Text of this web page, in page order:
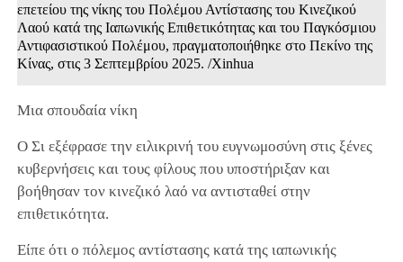
επετείου της νίκης του Πολέμου Αντίστασης του Κινεζικού
Λαού κατά της Ιαπωνικής Επιθετικότητας και του Παγκόσμιου
Αντιφασιστικού Πολέμου, πραγματοποιήθηκε στο Πεκίνο της
Κίνας, στις 3 Σεπτεμβρίου 2025. /Xinhua
Μια σπουδαία νίκη
Ο Σι εξέφρασε την ειλικρινή του ευγνωμοσύνη στις ξένες
κυβερνήσεις και τους φίλους που υποστήριξαν και
βοήθησαν τον κινεζικό λαό να αντισταθεί στην
επιθετικότητα.
Είπε ότι ο πόλεμος αντίστασης κατά της ιαπωνικής